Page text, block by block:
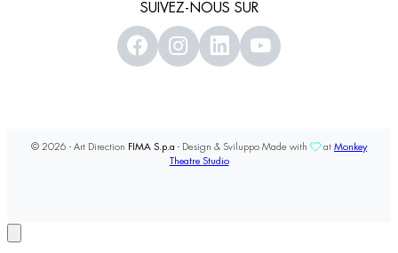
SUIVEZ-NOUS SUR
© 2026 - Art Direction FIMA S.p.a - Design & Sviluppo Made with at Monkey
Theatre Studio